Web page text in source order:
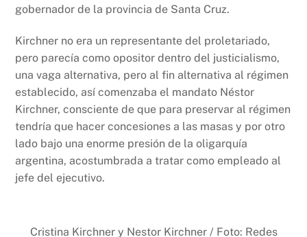
gobernador de la provincia de Santa Cruz.
Kirchner no era un representante del proletariado,
pero parecía como opositor dentro del justicialismo,
una vaga alternativa, pero al fin alternativa al régimen
establecido, así comenzaba el mandato Néstor
Kirchner, consciente de que para preservar al régimen
tendría que hacer concesiones a las masas y por otro
lado bajo una enorme presión de la oligarquía
argentina, acostumbrada a tratar como empleado al
jefe del ejecutivo.
Cristina Kirchner y Nestor Kirchner / Foto: Redes